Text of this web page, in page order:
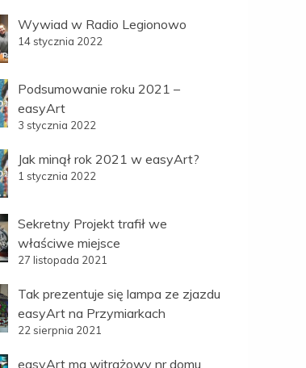
Wywiad w Radio Legionowo
14 stycznia 2022
Podsumowanie roku 2021 –
easyArt
3 stycznia 2022
Jak minął rok 2021 w easyArt?
1 stycznia 2022
Sekretny Projekt trafił we
właściwe miejsce
27 listopada 2021
Tak prezentuje się lampa ze zjazdu
easyArt na Przymiarkach
22 sierpnia 2021
easyArt ma witrażowy nr domu